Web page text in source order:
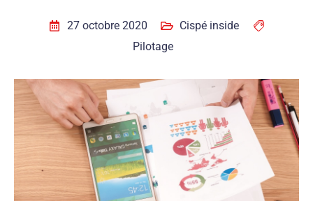
27 octobre 2020
Cispé inside
Pilotage